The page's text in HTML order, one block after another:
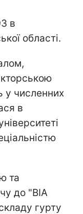
в
області.
у численних
в
та
до "ВІА
гурту